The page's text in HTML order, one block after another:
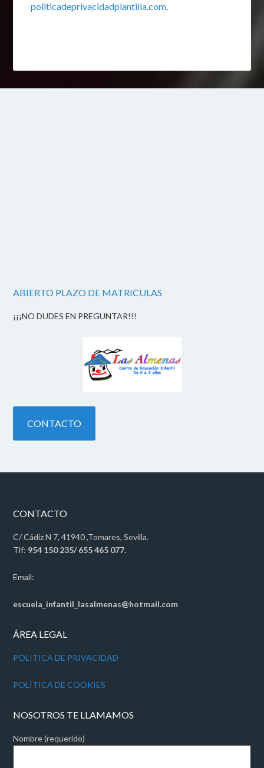
politicadeprivacidadplantilla.com.
ABIERTO PLAZO DE MATRICULAS
¡¡¡NO DUDES EN PREGUNTAR!!!
CONTACTO
CONTACTO
C/ Cádiz N 7, 41940 ,Tomares, Sevilla.
Tlf: 954 150 235/ 655 465 077.
Email:
escuela_infantil_lasalmenas@hotmail.com
ÁREA LEGAL
POLÍTICA DE PRIVACIDAD
POLÍTICA DE COOKIES
NOSOTROS TE LLAMAMOS
Nombre (requerido)